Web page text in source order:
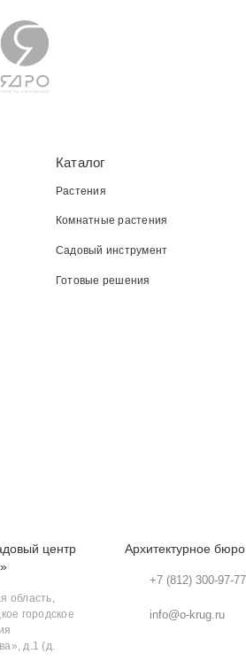
Каталог
Растения
Комнатные растения
Садовый инструмент
Готовые решения
центр
область,
городское
д.1 (д.
Архитектурное
+7 (812) 300-97-77
info@o-krug.ru